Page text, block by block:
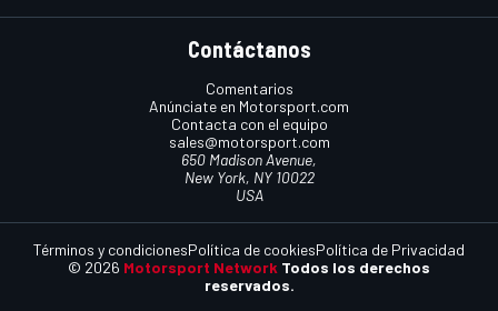
Contáctanos
Comentarios
Anúnciate en Motorsport.com
Contacta con el equipo
sales@motorsport.com
650 Madison Avenue,
New York, NY 10022
USA
© 2026 Motorsport Network Todos los derechos
reservados.
Términos y condicionesPolítica de cookiesPolítica de Privacidad